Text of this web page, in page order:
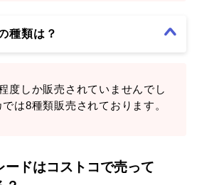
種類は？
度しか販売されていませんでし
は8種類販売されております。
ードはコストコで売って